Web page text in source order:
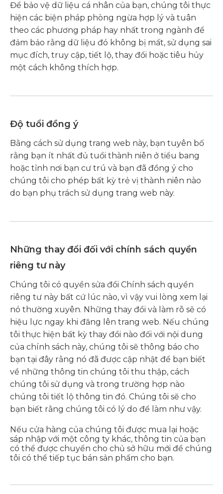
Để bảo vệ dữ liệu cá nhân của bạn, chúng tôi thực
hiện các biện pháp phòng ngừa hợp lý và tuân
theo các phương pháp hay nhất trong ngành để
đảm bảo rằng dữ liệu đó không bị mất, sử dụng sai
mục đích, truy cập, tiết lộ, thay đổi hoặc tiêu hủy
một cách không thích hợp.
Độ tuổi đồng ý
Bằng cách sử dụng trang web này, bạn tuyên bố
rằng bạn ít nhất đủ tuổi thành niên ở tiểu bang
hoặc tỉnh nơi bạn cư trú và bạn đã đồng ý cho
chúng tôi cho phép bất kỳ trẻ vị thành niên nào
do bạn phụ trách sử dụng trang web này.
Những thay đổi đối với chính sách quyền
riêng tư này
Chúng tôi có quyền sửa đổi Chính sách quyền
riêng tư này bất cứ lúc nào, vì vậy vui lòng xem lại
nó thường xuyên. Những thay đổi và làm rõ sẽ có
hiệu lực ngay khi đăng lên trang web. Nếu chúng
tôi thực hiện bất kỳ thay đổi nào đối với nội dung
của chính sách này, chúng tôi sẽ thông báo cho
bạn tại đây rằng nó đã được cập nhật để bạn biết
về những thông tin chúng tôi thu thập, cách
chúng tôi sử dụng và trong trường hợp nào
chúng tôi tiết lộ thông tin đó. Chúng tôi sẽ cho
bạn biết rằng chúng tôi có lý do để làm như vậy.
Nếu cửa hàng của chúng tôi được mua lại hoặc
sáp nhập với một công ty khác, thông tin của bạn
có thể được chuyển cho chủ sở hữu mới để chúng
tôi có thể tiếp tục bán sản phẩm cho bạn.